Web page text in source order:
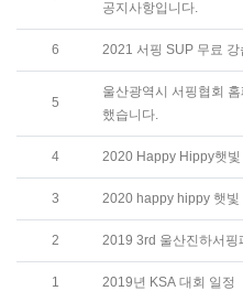
공지사항입니다.
6 2021 서핑 SUP 무료 강
5
울산광역시 서핑협회
했습니다.
4 2020 Happy Hippy햇빛
3 2020 happy hippy 햇빛
2 2019 3rd 울산진하서핑
1 2019년 KSA 대회 일정